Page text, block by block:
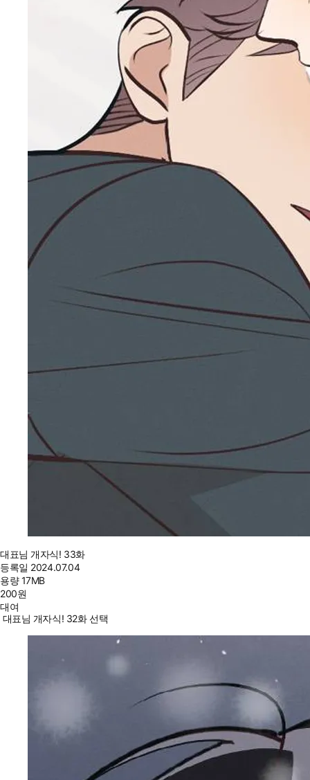
대표님 개자식! 33화
등록일 2024.07.04
용량17MB
200원
대여
대표님 개자식! 32화 선택